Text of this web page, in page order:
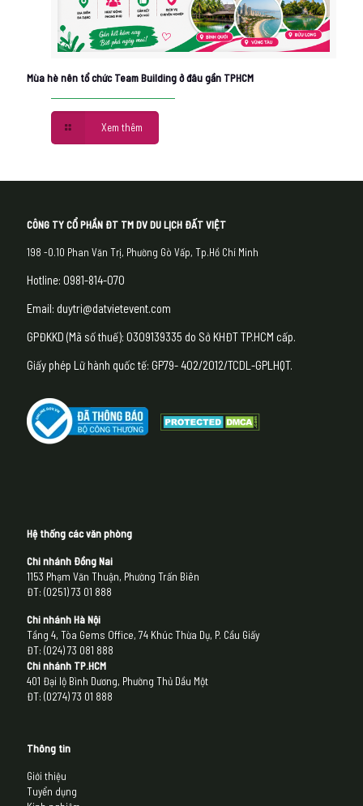
Mùa hè nên tổ chức Team Building ở đâu gần TPHCM
Xem thêm
CÔNG TY CỔ PHẦN ĐT TM DV DU LỊCH ĐẤT VIỆT
198 -0.10 Phan Văn Trị, Phường Gò Vấp, Tp.Hồ Chí Minh
Hotline: 0981-814-070
Email: duytri@datvietevent.com
GPĐKKD (Mã số thuế): 0309139335 do Sở KHĐT TP.HCM cấp.
Giấy phép Lữ hành quốc tế: GP79- 402/2012/TCDL-GPLHQT.
Hệ thống các văn phòng
Chi nhánh Đồng Nai
1153 Phạm Văn Thuận, Phường Trấn Biên
ĐT: (0251) 73 01 888
Chi nhánh Hà Nội
Tầng 4, Tòa Gems Office, 74 Khúc Thừa Dụ, P. Cầu Giấy
ĐT: (024) 73 081 888
Chi nhánh TP.HCM
401 Đại lộ Bình Dương, Phường Thủ Dầu Một
ĐT: (0274) 73 01 888
Thông tin
Giới thiệu
Tuyển dụng